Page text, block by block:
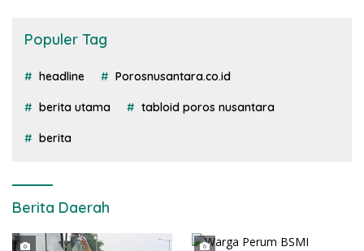
Populer Tag
headline Porosnusantara.co.id
berita utama tabloid poros nusantara
berita
Berita Daerah